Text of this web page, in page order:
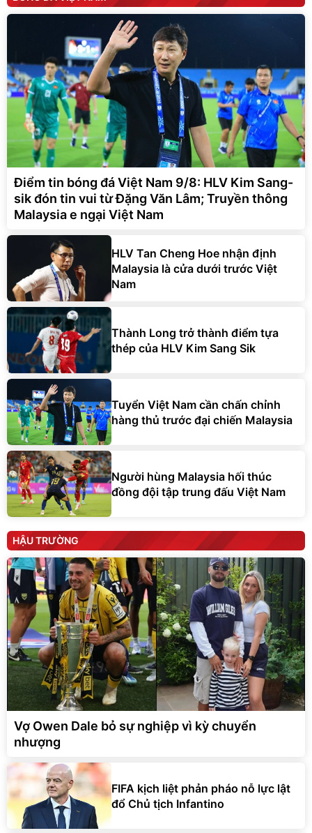
Điểm tin bóng đá Việt Nam 9/8: HLV Kim Sang-
sik đón tin vui từ Đặng Văn Lâm; Truyền thông
Malaysia e ngại Việt Nam
HLV Tan Cheng Hoe nhận định
Malaysia là cửa dưới trước Việt
Nam
Thành Long trở thành điểm tựa
thép của HLV Kim Sang Sik
Tuyển Việt Nam cần chấn chỉnh
hàng thủ trước đại chiến Malaysia
Người hùng Malaysia hối thúc
đồng đội tập trung đấu Việt Nam
HẬU TRƯỜNG
Vợ Owen Dale bỏ sự nghiệp vì kỳ chuyển
nhượng
FIFA kịch liệt phản pháo nỗ lực lật
đổ Chủ tịch Infantino